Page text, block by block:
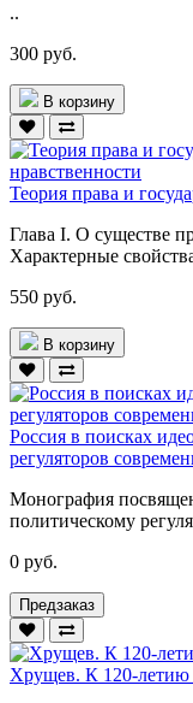
..
300 руб.
В корзину
Теория права и
Глава I. О существе
Характерные
550 руб.
В корзину
Россия в поисках
регуляторов
Монография
политическому
0 руб.
Предзаказ
Хрущев. К 120-летию